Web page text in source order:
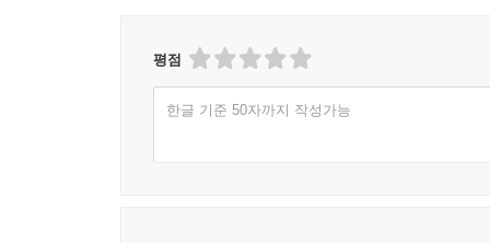
평점
한글 기준 50자까지 작성가능